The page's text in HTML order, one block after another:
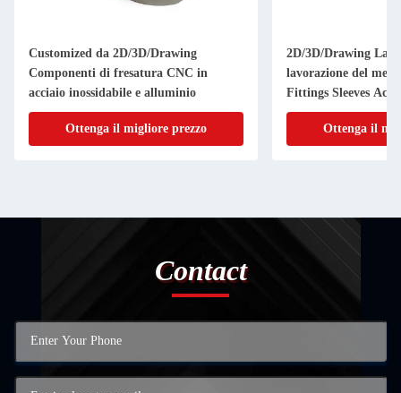
Customized da 2D/3D/Drawing
Componenti di fresatura CNC in
acciaio inossidabile e alluminio
Ottenga il migliore prezzo
2D/3D/Drawing La
lavorazione del
Fittings Sleeves
Ottenga il
Contact